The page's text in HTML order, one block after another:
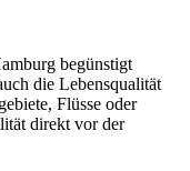
begünstigt
die Lebensqualität
Flüsse oder
direkt vor der